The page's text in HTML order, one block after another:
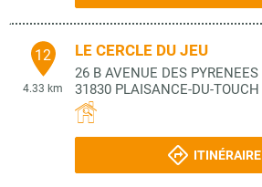
12
4.33 km
LE CERCLE DU JEU
26 B AVENUE DES PYRENEES
31830 PLAISANCE-DU-TOUCH
ITINÉRAIRE